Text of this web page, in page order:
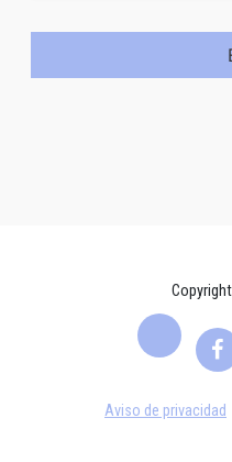
Aviso de privacidad